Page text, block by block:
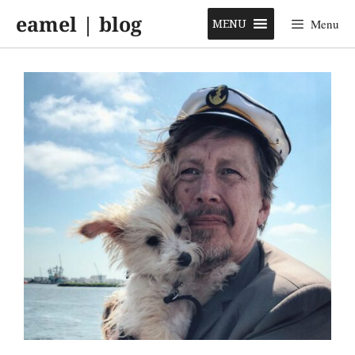
content
eamel | blog Menu
MENU